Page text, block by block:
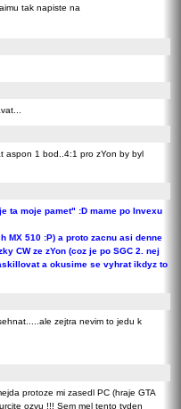
tak napiste na
aspon 1 bod..4:1 pro zYon by byl
ta moje pamet" :D mame po Invexu
MX 510 :P) a proto zacnu asi denne
CW ze zYon (coz je po SGC 2. nej
a okusime se vyhrat ikdyz to
zejtra nevim to jedu k
protoze mi zasedl PC (hraje GTA
ozvu !!! Sem mel tento tyden